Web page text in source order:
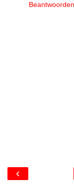
Beantwoorden
‹